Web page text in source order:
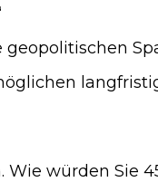
würden Sie